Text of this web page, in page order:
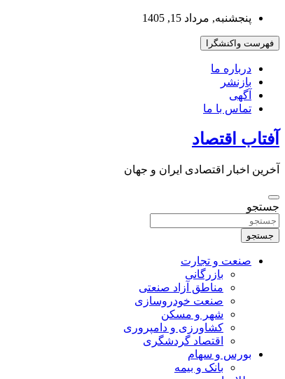
بروید
پنجشنبه, مرداد 15, 1405
فهرست واکنشگرا
درباره ما
بازنشر
آگهی
تماس با ما
آفتاب اقتصاد
آخرین اخبار اقتصادی ایران و جهان
جستجو
جستجو
صنعت و تجارت
بازرگانی
مناطق آزاد صنعتی
صنعت خودروسازی
شهر و مسکن
کشاورزی و دامپروری
اقتصاد گردشگری
بورس و سهام
بانک و بیمه